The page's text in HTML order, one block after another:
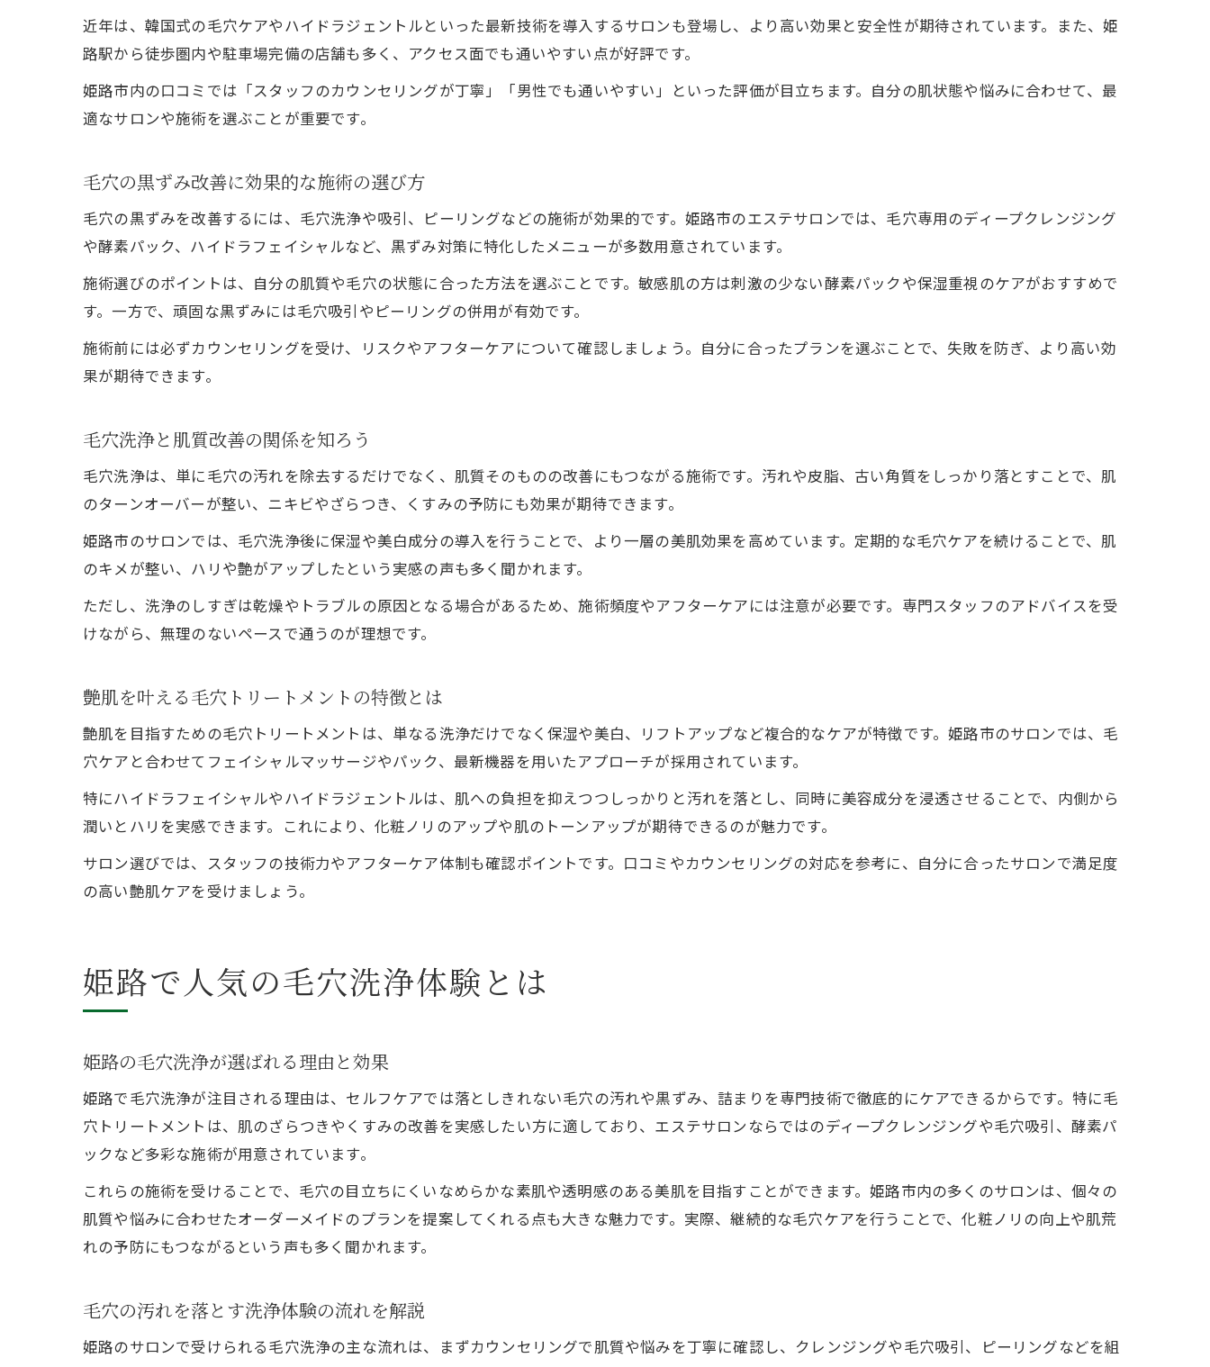
毛穴詰まりを根本から解消する技術とは
エクストラクション後の肌変化とその持続性
毛穴トリートメントとの組み合わせ効果
ハイドラフェイシャルが毛穴改善に効く理由
ホワイトラボ姫路の毛穴改善のコツを紹介
毛穴悩みに対応したサロン独自の施術法
近年は、韓国式の毛穴ケアやハイドラジェントルといった最新技術を導入するサロンも登場し、より高い効果と安全性が期待されています。また、姫
路駅から徒歩圏内や駐車場完備の店舗も多く、アクセス面でも通いやすい点が好評です。
姫路市内の口コミでは「スタッフのカウンセリングが丁寧」「男性でも通いやすい」といった評価が目立ちます。自分の肌状態や悩みに合わせて、最
適なサロンや施術を選ぶことが重要です。
毛穴の黒ずみ改善に効果的な施術の選び方
毛穴の黒ずみを改善するには、毛穴洗浄や吸引、ピーリングなどの施術が効果的です。姫路市のエステサロンでは、毛穴専用のディープクレンジング
や酵素パック、ハイドラフェイシャルなど、黒ずみ対策に特化したメニューが多数用意されています。
施術選びのポイントは、自分の肌質や毛穴の状態に合った方法を選ぶことです。敏感肌の方は刺激の少ない酵素パックや保湿重視のケアがおすすめで
す。一方で、頑固な黒ずみには毛穴吸引やピーリングの併用が有効です。
施術前には必ずカウンセリングを受け、リスクやアフターケアについて確認しましょう。自分に合ったプランを選ぶことで、失敗を防ぎ、より高い効
果が期待できます。
毛穴洗浄と肌質改善の関係を知ろう
毛穴洗浄は、単に毛穴の汚れを除去するだけでなく、肌質そのものの改善にもつながる施術です。汚れや皮脂、古い角質をしっかり落とすことで、肌
のターンオーバーが整い、ニキビやざらつき、くすみの予防にも効果が期待できます。
姫路市のサロンでは、毛穴洗浄後に保湿や美白成分の導入を行うことで、より一層の美肌効果を高めています。定期的な毛穴ケアを続けることで、肌
のキメが整い、ハリや艶がアップしたという実感の声も多く聞かれます。
ただし、洗浄のしすぎは乾燥やトラブルの原因となる場合があるため、施術頻度やアフターケアには注意が必要です。専門スタッフのアドバイスを受
けながら、無理のないペースで通うのが理想です。
艶肌を叶える毛穴トリートメントの特徴とは
艶肌を目指すための毛穴トリートメントは、単なる洗浄だけでなく保湿や美白、リフトアップなど複合的なケアが特徴です。姫路市のサロンでは、毛
穴ケアと合わせてフェイシャルマッサージやパック、最新機器を用いたアプローチが採用されています。
特にハイドラフェイシャルやハイドラジェントルは、肌への負担を抑えつつしっかりと汚れを落とし、同時に美容成分を浸透させることで、内側から
潤いとハリを実感できます。これにより、化粧ノリのアップや肌のトーンアップが期待できるのが魅力です。
サロン選びでは、スタッフの技術力やアフターケア体制も確認ポイントです。口コミやカウンセリングの対応を参考に、自分に合ったサロンで満足度
の高い艶肌ケアを受けましょう。
姫路で人気の毛穴洗浄体験とは
姫路の毛穴洗浄が選ばれる理由と効果
姫路で毛穴洗浄が注目される理由は、セルフケアでは落としきれない毛穴の汚れや黒ずみ、詰まりを専門技術で徹底的にケアできるからです。特に毛
穴トリートメントは、肌のざらつきやくすみの改善を実感したい方に適しており、エステサロンならではのディープクレンジングや毛穴吸引、酵素パ
ックなど多彩な施術が用意されています。
これらの施術を受けることで、毛穴の目立ちにくいなめらかな素肌や透明感のある美肌を目指すことができます。姫路市内の多くのサロンは、個々の
肌質や悩みに合わせたオーダーメイドのプランを提案してくれる点も大きな魅力です。実際、継続的な毛穴ケアを行うことで、化粧ノリの向上や肌荒
れの予防にもつながるという声も多く聞かれます。
毛穴の汚れを落とす洗浄体験の流れを解説
姫路のサロンで受けられる毛穴洗浄の主な流れは、まずカウンセリングで肌質や悩みを丁寧に確認し、クレンジングや毛穴吸引、ピーリングなどを組